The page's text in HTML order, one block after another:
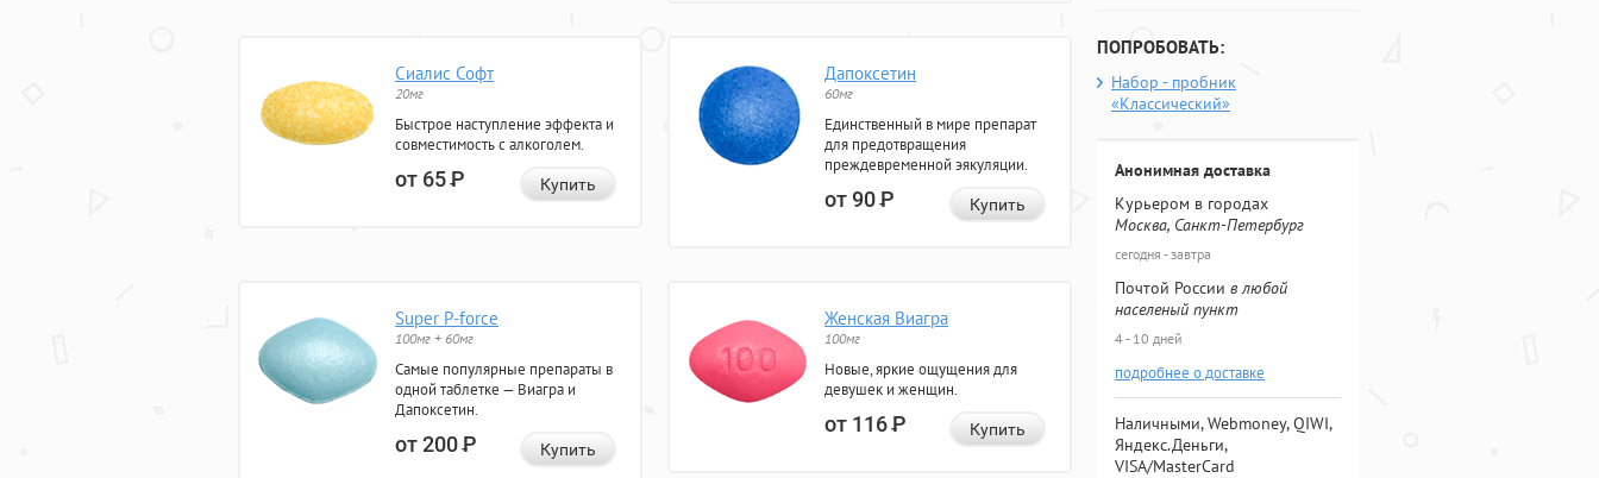
Сиалис Софт
20мг
Быстрое наступление эффекта и
совместимость с алкоголем.
от 65Р Купить
Дапоксетин
60мг
Единственный в мире препарат
для предотвращения
преждевременной эякуляции.
от 90Р Купить
Super P-force
100мг + 60мг
Самые популярные препараты в
одной таблетке — Виагра и
Дапоксетин.
от 200Р Купить
Женская Виагра
100мг
Новые, яркие ощущения для
девушек и женщин.
от 116Р Купить
ПОПРОБОВАТЬ:
Набор - пробник
«Классический»
Анонимная доставка
Курьером в городах
Москва, Санкт-Петербург
сегодня - завтра
Почтой России в любой
населеный пункт
4 - 10 дней
подробнее о доставке
Наличными, Webmoney, QIWI,
Яндекс.Деньги,
VISA/MasterCard